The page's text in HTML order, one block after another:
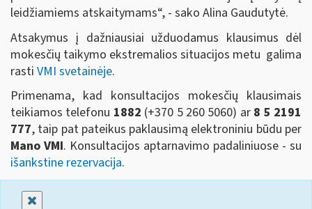
leidžiamiems atskaitymams“, - sako Alina Gaudutytė.
Atsakymus į dažniausiai užduodamus klausimus dėl
mokesčių taikymo ekstremalios situacijos metu galima
rasti VMI svetainėje.
Primenama, kad konsultacijos mokesčių klausimais
teikiamos telefonu 1882 (+370 5 260 5060) ar 8 5 2191
777, taip pat pateikus paklausimą elektroniniu būdu per
Mano VMI. Konsultacijos aptarnavimo padaliniuose - su
išankstine rezervacija.